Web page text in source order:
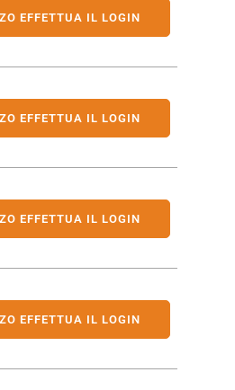
EFFETTUA IL LOGIN
EFFETTUA IL LOGIN
EFFETTUA IL LOGIN
EFFETTUA IL LOGIN